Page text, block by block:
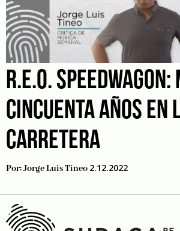
R.E.O. SPEEDWAGON:
CINCUENTA AÑOS EN
CARRETERA
Por:Jorge Luis Tineo 2.12.2022